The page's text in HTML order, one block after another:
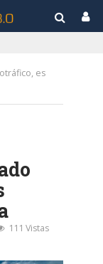
es
111 Vistas